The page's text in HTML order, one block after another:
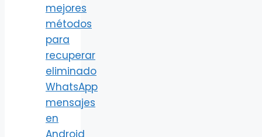
mejores
métodos
para
recuperar
eliminado
WhatsApp
mensajes
en
Android